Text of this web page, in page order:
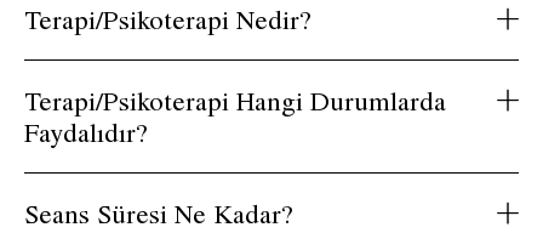
Terapi/Psikoterapi Nedir?
Terapi/Psikoterapi Hangi Durumlarda
Faydalıdır?
Seans Süresi Ne Kadar?